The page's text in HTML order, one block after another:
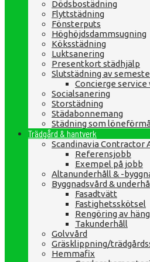
Dödsbostädning
Flyttstädning
Fönsterputs
Höghöjdsdammsugning
Köksstädning
Luktsanering
Presentkort städhjälp
Slutstädning av
Concierge
Socialsanering
Storstädning
Städabonnemang
Städning som
Trädgård & hantverk
Scandinavia Contractor
Referensjobb
Exempel på jobb
Altanunderhåll & -
Byggnadsvård &
Fasadtvätt
Fastighetsskötsel
Rengöring av
Takunderhåll
Golvvård
Gräsklippning/
Hemmafix